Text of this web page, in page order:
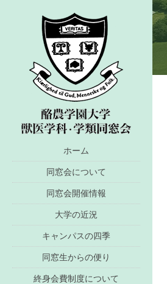
ホーム
同窓会について
同窓会開催情報
大学の近況
キャンパスの四季
同窓生からの便り
終身会費制度について